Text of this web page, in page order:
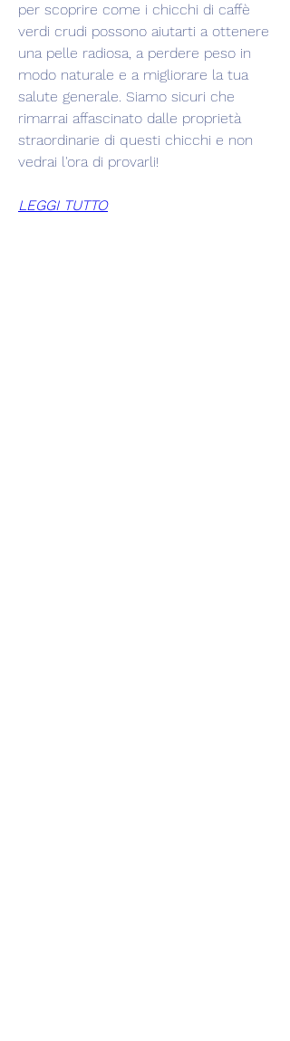
per scoprire come i chicchi di caffè
verdi crudi possono aiutarti a ottenere
una pelle radiosa, a perdere peso in
modo naturale e a migliorare la tua
salute generale. Siamo sicuri che
rimarrai affascinato dalle proprietà
straordinarie di questi chicchi e non
vedrai l'ora di provarli!
LEGGI TUTTO